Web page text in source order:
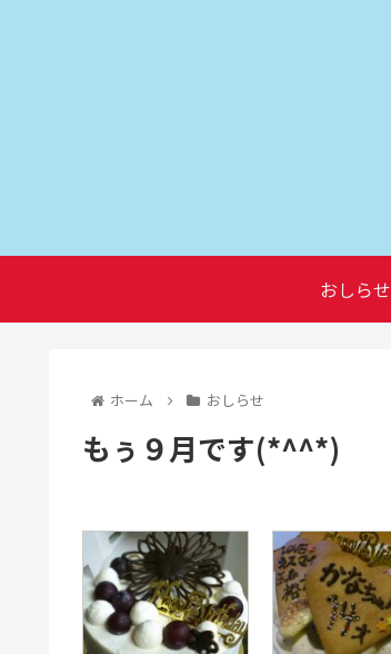
おしらせ
ホーム おしらせ
もぅ９月です(*^^*)